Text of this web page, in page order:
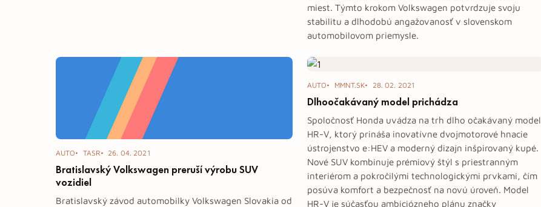
miest. Týmto krokom Volkswagen potvrdzuje svoju
stabilitu a dlhodobú angažovanosť v slovenskom
automobilovom priemysle.
AUTO TASR 26. 04. 2021
Bratislavský Volkswagen preruší výrobu SUV
vozidiel
Bratislavský závod automobilky Volkswagen Slovakia od
AUTO MMNT.SK 28. 02. 2021
Dlhoočakávaný model prichádza
Spoločnosť Honda uvádza na trh dlho očakávaný model
HR-V, ktorý prináša inovatívne dvojmotorové hnacie
ústrojenstvo e:HEV a moderný dizajn inšpirovaný kupé.
Nové SUV kombinuje prémiový štýl s priestranným
interiérom a pokročilými technologickými prvkami, čím
posúva komfort a bezpečnosť na novú úroveň. Model
HR-V je súčasťou ambiciózneho plánu značky